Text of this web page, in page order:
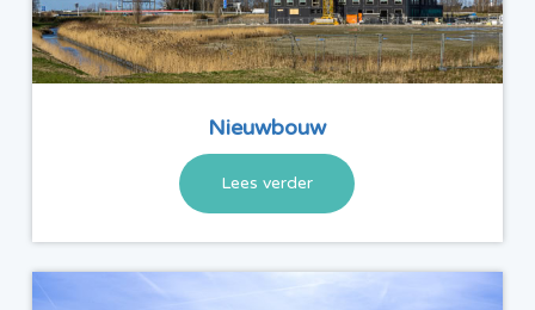
Nieuwbouw
Lees verder